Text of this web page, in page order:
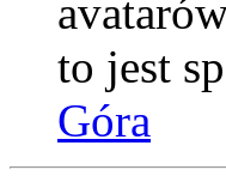
to jest
Góra